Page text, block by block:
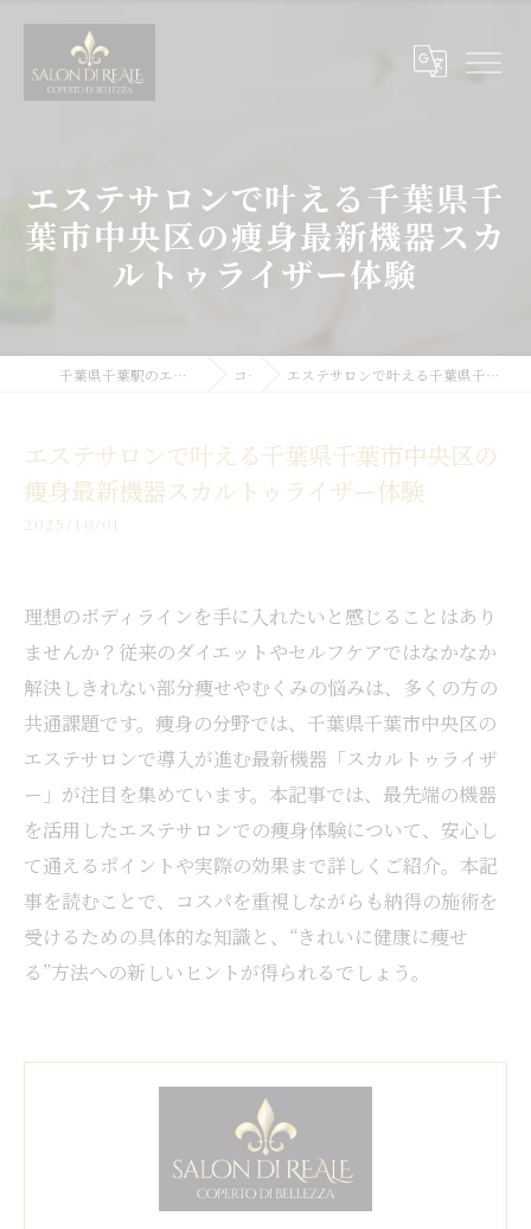
エステサロンで叶える千葉県千
葉市中央区の痩身最新機器スカ
ルトゥライザー体験
千葉県千葉駅のエステサロンならSALON DI REALE コラム エステサロンで叶える千葉県千葉市中央区の痩身最新機器スカルトゥライザー体験
エステサロンで叶える千葉県千葉市中央区の
痩身最新機器スカルトゥライザー体験
2025/10/01
理想のボディラインを手に入れたいと感じることはあり
ませんか？従来のダイエットやセルフケアではなかなか
解決しきれない部分痩せやむくみの悩みは、多くの方の
共通課題です。痩身の分野では、千葉県千葉市中央区の
エステサロンで導入が進む最新機器「スカルトゥライザ
ー」が注目を集めています。本記事では、最先端の機器
を活用したエステサロンでの痩身体験について、安心し
て通えるポイントや実際の効果まで詳しくご紹介。本記
事を読むことで、コスパを重視しながらも納得の施術を
受けるための具体的な知識と、“きれいに健康に痩せ
る”方法への新しいヒントが得られるでしょう。